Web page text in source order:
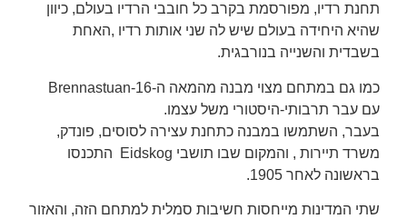
תחנת רדיו, מפורסמת בקרב כל חובבי הרדיו בעולם, כיוון
שהיא היחידה בעולם שיש לה שני אותות רדיו ,האחת
בשבדית והשנייה בנורבגית.
כמו גם במתחם מצוי מבנה מהמאה ה-16-Brennastuan
עם עבר תרבותי-היסטורי משל עצמו.
בעבר, השתמשו במבנה כתחנת עצירה לסוסים, פונדק,
משרד תיירות , והמקום שבו תושבי Eidskog התכנסו
בראשונה לאחר 1905.
שתי המדינות מייחסות חשיבות סמלית למתחם הזה, והאזור